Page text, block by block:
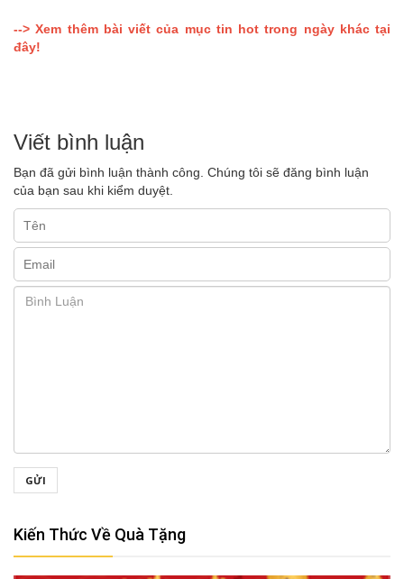
--> Xem thêm bài viết của mục tin hot trong ngày khác tại
đây!
Viết bình luận
Bạn đã gửi bình luận thành công. Chúng tôi sẽ đăng bình luận
của bạn sau khi kiểm duyệt.
GỬI
Kiến Thức Về Quà Tặng